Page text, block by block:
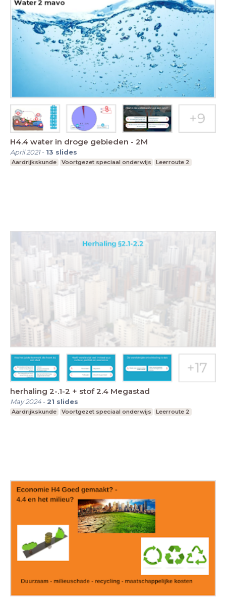
H4.4 water in droge gebieden - 2M
April 2021- 13 slides
Aardrijkskunde Voortgezet speciaal onderwijs Leerroute 2
herhaling 2-.1-2 + stof 2.4 Megastad
May 2024- 21 slides
Aardrijkskunde Voortgezet speciaal onderwijs Leerroute 2